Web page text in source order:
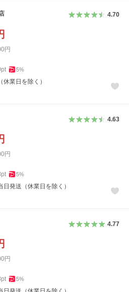
4.70
円
pt 5%
業日を除く）
4.63
円
pt 5%
発送（休業日を除く）
4.77
円
pt 5%